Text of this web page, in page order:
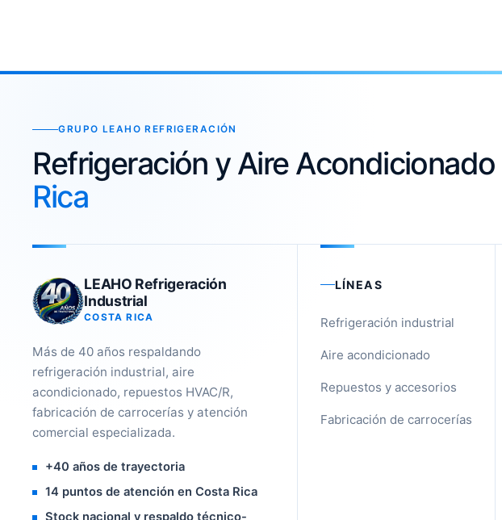
GRUPO LEAHO REFRIGERACIÓN
Refrigeración y Aire Acondicionado
Rica
LEAHO Refrigeración
Industrial
COSTA RICA
Más de 40 años respaldando
refrigeración industrial, aire
acondicionado, repuestos HVAC/R,
fabricación de carrocerías y atención
comercial especializada.
+40 años de trayectoria
14 puntos de atención en Costa Rica
Stock nacional y respaldo técnico-
LÍNEAS
Refrigeración industrial
Aire acondicionado
Repuestos y accesorios
Fabricación de carrocerías